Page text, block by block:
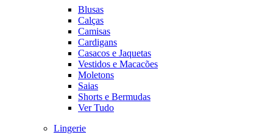
Blusas
Calças
Camisas
Cardigans
Casacos e Jaquetas
Vestidos e Macacões
Moletons
Saias
Shorts e Bermudas
Ver Tudo
Lingerie